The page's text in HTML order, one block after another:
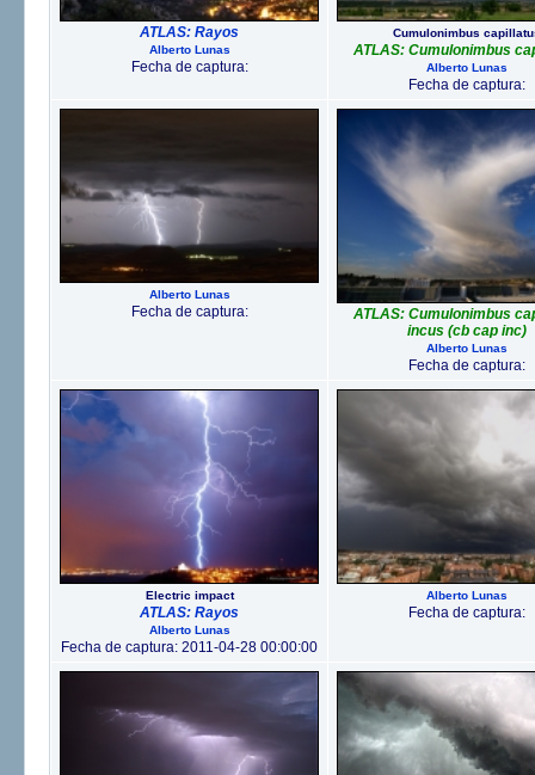
ATLAS: Rayos
Alberto Lunas
Fecha de captura:
Cumulonimbus
ATLAS: Cumulonimbus
Alberto Lunas
Fecha de captura:
Alberto Lunas
Fecha de captura:
ATLAS: Cumulonimbus
incus (cb cap inc)
Alberto Lunas
Fecha de captura:
Electric impact
ATLAS: Rayos
Alberto Lunas
Fecha de captura: 2011-04-28 00:00:00
Alberto Lunas
Fecha de captura: